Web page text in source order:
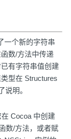
一个新的字符串
数/方法中传递
有字符串值创建
型在 Structures
说明。
Cocoa 中创建
数/方法，或者赋